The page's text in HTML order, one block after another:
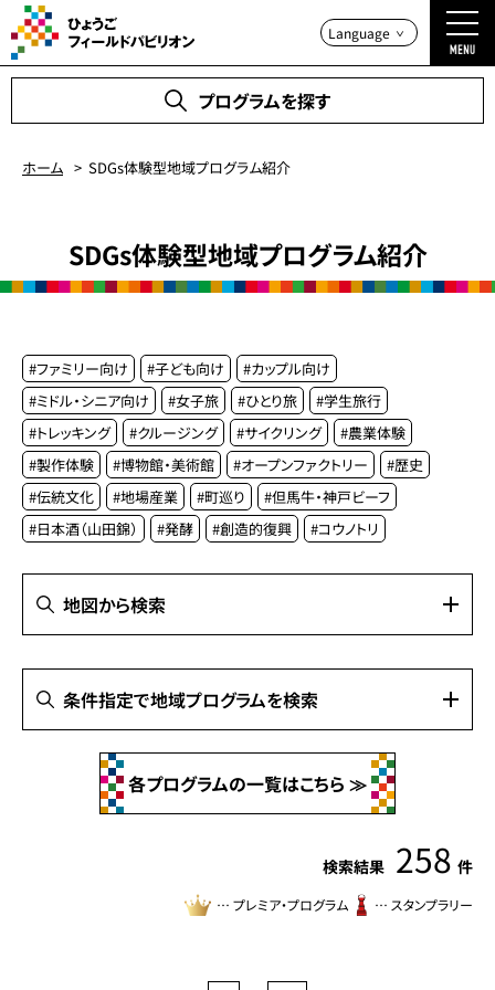
プログラムを探す
ホーム SDGs体験型地域プログラム紹介
SDGs体験型地域プログラム紹介
#ファミリー向け #子ども向け #カップル向け
#ミドル・シニア向け #女子旅 #ひとり旅 #学生旅行
#トレッキング #クルージング #サイクリング #農業体験
#製作体験 #博物館・美術館 #オープンファクトリー #歴史
#伝統文化 #地場産業 #町巡り #但馬牛・神戸ビーフ
#日本酒（山田錦） #発酵 #創造的復興 #コウノトリ
地図から検索
条件指定で地域プログラムを検索
タンをクリックしてください。
各プログラムの一覧はこちら
検索結果 258 件
… プレミア・プログラム … スタンプラリー